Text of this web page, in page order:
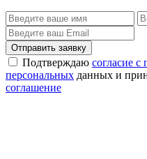
Отправить заявку
Подтверждаю согласие с
персональных данных и
соглашение